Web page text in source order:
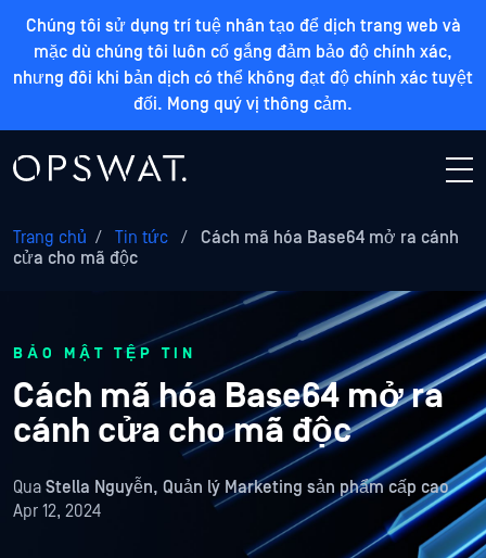
Chúng tôi sử dụng trí tuệ nhân tạo để dịch trang web và
mặc dù chúng tôi luôn cố gắng đảm bảo độ chính xác,
nhưng đôi khi bản dịch có thể không đạt độ chính xác tuyệt
đối. Mong quý vị thông cảm.
Trang chủ / Tin tức /
Cách mã hóa Base64 mở ra cánh
cửa cho mã độc
BẢO MẬT TỆP TIN
Cách mã hóa Base64 mở ra
cánh cửa cho mã độc
Qua Stella Nguyễn, Quản lý Marketing sản phẩm cấp cao
Apr 12, 2024